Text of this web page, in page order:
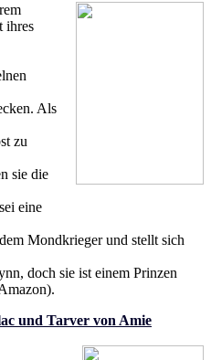
ihres
Als
zu
sie die
eine
Mondkrieger und stellt sich
doch sie ist einem Prinzen
und Tarver von Amie